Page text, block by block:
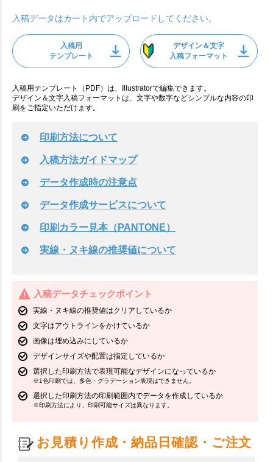
入稿データはカート内でアップロードしてください。
入稿用
テンプレート
デザイン＆文字
入稿フォーマット
入稿用テンプレート（PDF）は、Illustratorで編集できます。
デザイン＆文字入稿フォーマットは、文字や数字などシンプルな内容の印
刷をご指定いただけます。
印刷方法について
入稿方法ガイドマップ
データ作成時の注意点
データ作成サービスについて
印刷カラー見本（PANTONE）
実線・ヌキ線の推奨値について
入稿データチェックポイント
実線・ヌキ線の推奨値はクリアしているか
文字はアウトラインをかけているか
画像は埋め込みにしているか
デザインサイズや配置は指定しているか
選択した印刷方法で表現可能なデザインになっているか
※1色印刷では、多色・グラデーション表現はできません。
選択した印刷方法の印刷範囲内でデータを作成しているか
※印刷方法により、印刷可能サイズは異なります。
お見積り作成・納品日確認・ご注文